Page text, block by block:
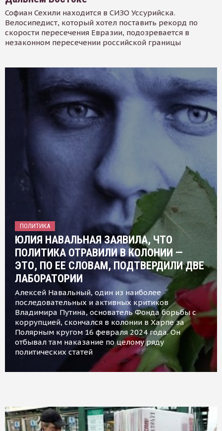
Софиан Сехили находится в СИЗО Уссурийска.
Велосипедист, который хотел поставить рекорд по
скорости пересечения Евразии, подозревается в
незаконном пересечении российской границы
ПОЛИТИКА
ЮЛИЯ НАВАЛЬНАЯ ЗАЯВИЛА, ЧТО
ПОЛИТИКА ОТРАВИЛИ В КОЛОНИИ —
ЭТО, ПО ЕЕ СЛОВАМ, ПОДТВЕРДИЛИ ДВЕ
ЛАБОРАТОРИИ
Алексей Навальный, один из наиболее
последовательных и активных критиков
Владимира Путина, основатель Фонда борьбы с
коррупцией, скончался в колонии в Харпе за
Полярным кругом 16 февраля 2024 года. Он
отбывал там наказание по целому ряду
политических статей